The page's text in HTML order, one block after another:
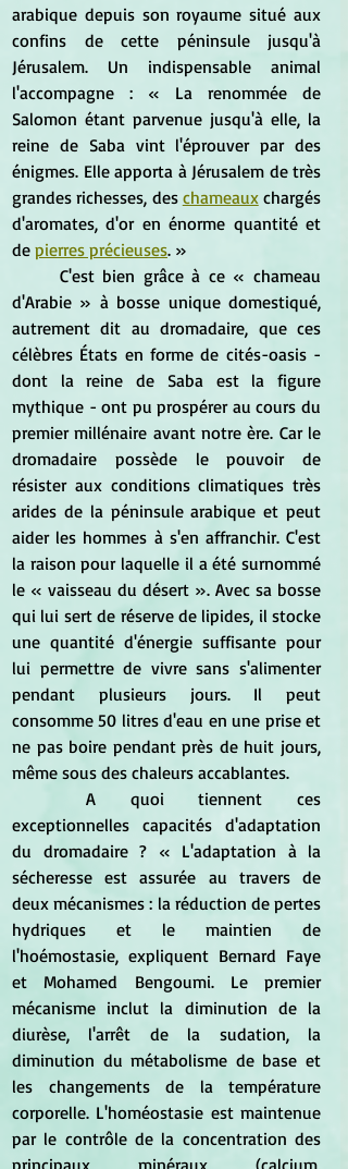
arabique depuis son royaume situé aux
confins de cette péninsule jusqu'à
Jérusalem. Un indispensable animal
l'accompagne : « La renommée de
Salomon étant parvenue jusqu'à elle, la
reine de Saba vint l'éprouver par des
énigmes. Elle apporta à Jérusalem de très
grandes richesses, des chameaux chargés
d'aromates, d'or en énorme quantité et
de pierres précieuses. »
d'Arabie » à bosse unique domestiqué,
autrement dit au dromadaire, que ces
célèbres États en forme de cités-oasis -
dont la reine de Saba est la figure
mythique - ont pu prospérer au cours du
premier millénaire avant notre ère. Car le
dromadaire possède le pouvoir de
résister aux conditions climatiques très
arides de la péninsule arabique et peut
aider les hommes à s'en affranchir. C'est
la raison pour laquelle il a été surnommé
le « vaisseau du désert ». Avec sa bosse
qui lui sert de réserve de lipides, il stocke
une quantité d'énergie suffisante pour
lui permettre de vivre sans s'alimenter
pendant plusieurs jours. Il peut
consomme 50 litres d'eau en une prise et
ne pas boire pendant près de huit jours,
même sous des chaleurs accablantes.
exceptionnelles capacités d'adaptation
du dromadaire ? « L'adaptation à la
sécheresse est assurée au travers de
deux mécanismes : la réduction de pertes
hydriques et le maintien de
l'hoémostasie, expliquent Bernard Faye
et Mohamed Bengoumi. Le premier
mécanisme inclut la diminution de la
diurèse, l'arrêt de la sudation, la
diminution du métabolisme de base et
les changements de la température
corporelle. L'homéostasie est maintenue
par le contrôle de la concentration des
principaux minéraux (calcium,